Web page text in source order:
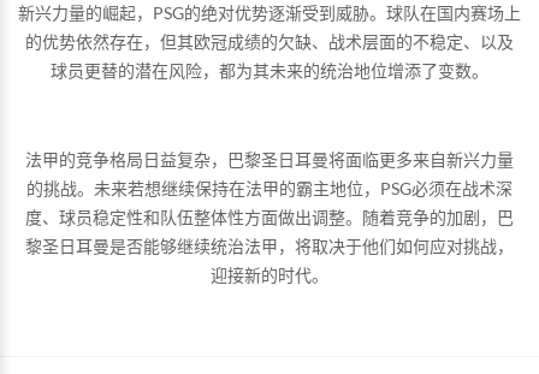
新兴力量的崛起，PSG的绝对优势逐渐受到威胁。球队在国内赛场上
的优势依然存在，但其欧冠成绩的欠缺、战术层面的不稳定、以及
球员更替的潜在风险，都为其未来的统治地位增添了变数。
法甲的竞争格局日益复杂，巴黎圣日耳曼将面临更多来自新兴力量
的挑战。未来若想继续保持在法甲的霸主地位，PSG必须在战术深
度、球员稳定性和队伍整体性方面做出调整。随着竞争的加剧，巴
黎圣日耳曼是否能够继续统治法甲，将取决于他们如何应对挑战，
迎接新的时代。